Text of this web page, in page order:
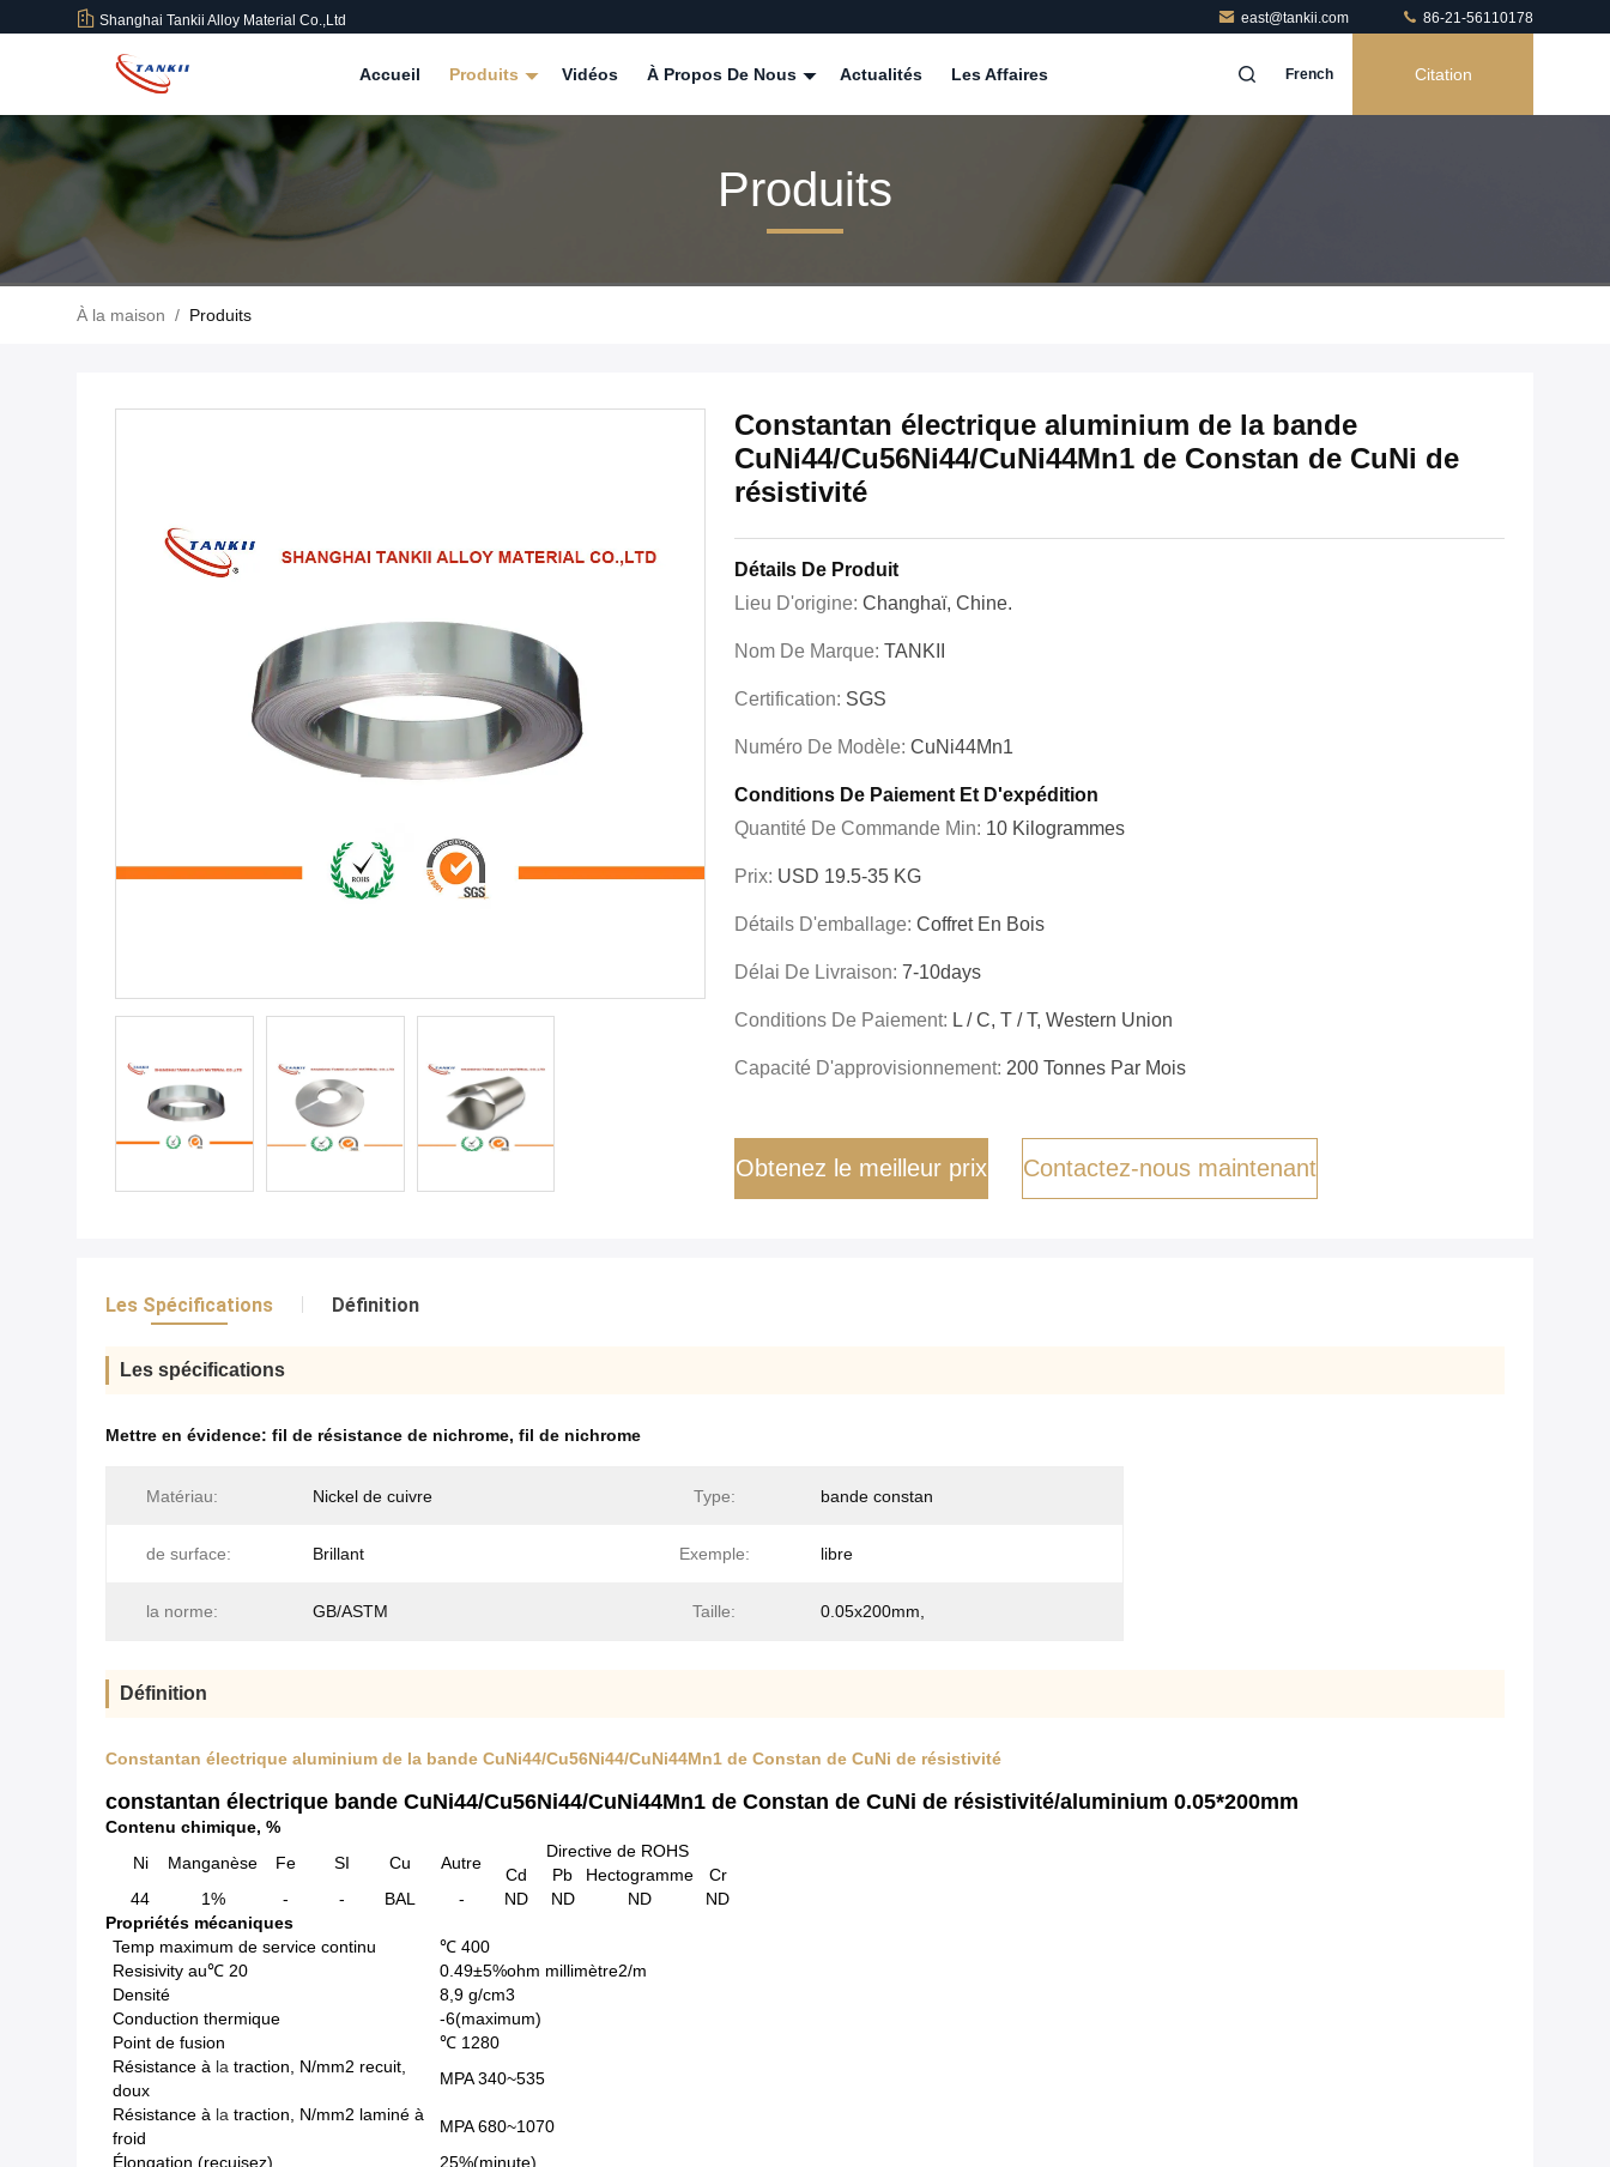
Shanghai Tankii Alloy Material Co.,Ltd east@tankii.com 86-21-56110178
Accueil Produits Vidéos À Propos De Nous Actualités Les Affaires French Citation
Produits
À la maison / Produits
Constantan électrique aluminium de la bande
CuNi44/Cu56Ni44/CuNi44Mn1 de Constan de CuNi de
résistivité
Détails De Produit
Lieu D'origine: Changhaï, Chine.
Nom De Marque: TANKII
Certification: SGS
Numéro De Modèle: CuNi44Mn1
Conditions De Paiement Et D'expédition
Quantité De Commande Min: 10 Kilogrammes
Prix: USD 19.5-35 KG
Détails D'emballage: Coffret En Bois
Délai De Livraison: 7-10days
Conditions De Paiement: L / C, T / T, Western Union
Capacité D'approvisionnement: 200 Tonnes Par Mois
Obtenez le meilleur prix Contactez-nous maintenant
Les Spécifications Définition
Les spécifications
Mettre en évidence: fil de résistance de nichrome, fil de nichrome
Matériau: Nickel de cuivre Type: bande constan
de surface: Brillant Exemple: libre
la norme: GB/ASTM Taille: 0.05x200mm,
Définition
Constantan électrique aluminium de la bande CuNi44/Cu56Ni44/CuNi44Mn1 de Constan de CuNi de résistivité
constantan électrique bande CuNi44/Cu56Ni44/CuNi44Mn1 de Constan de CuNi de résistivité/aluminium 0.05*200mm
Contenu chimique, %
Ni
Manganèse Fe SI Cu Autre
Directive de ROHS
Cd
Pb Hectogramme
Cr
44
1% - - BAL - ND ND ND
ND
Propriétés mécaniques
Temp maximum de service continu
℃ 400
Resisivity au℃ 20
0.49±5%ohm millimètre2/m
Densité
8,9 g/cm3
Conduction thermique
-6(maximum)
Point de fusion
℃ 1280
Résistance à latraction, N/mm2 recuit,
doux
MPA 340~535
Résistance à latraction, N/mm2 laminé à
froid
MPA 680~1070
Élongation (recuisez)
25%(minute)